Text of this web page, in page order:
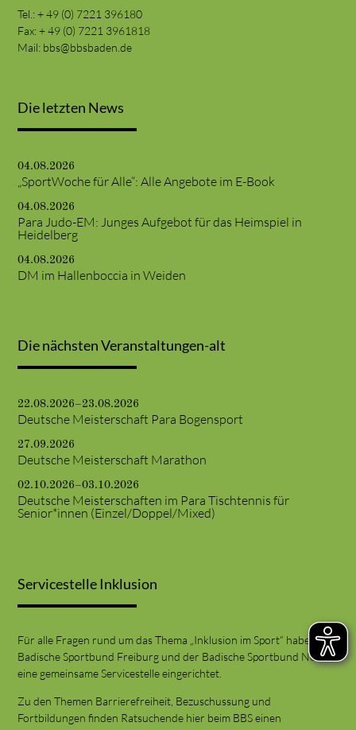
Tel.: + 49 (0) 7221 396180
Fax: + 49 (0) 7221 3961818
Mail: bbs@bbsbaden.de
Die letzten News
04.08.2026
„SportWoche für Alle“: Alle Angebote im E-Book
04.08.2026
Para Judo-EM: Junges Aufgebot für das Heimspiel in
Heidelberg
04.08.2026
DM im Hallenboccia in Weiden
Die nächsten Veranstaltungen-alt
22.08.2026–23.08.2026
Deutsche Meisterschaft Para Bogensport
27.09.2026
Deutsche Meisterschaft Marathon
02.10.2026–03.10.2026
Deutsche Meisterschaften im Para Tischtennis für
Senior*innen (Einzel/Doppel/Mixed)
Servicestelle Inklusion
Für alle Fragen rund um das Thema „Inklusion im Sport“ haben der
Badische Sportbund Freiburg und der Badische Sportbund Nord
eine gemeinsame Servicestelle eingerichtet.
Zu den Themen Barrierefreiheit, Bezuschussung und
Fortbildungen finden Ratsuchende hier beim BBS einen